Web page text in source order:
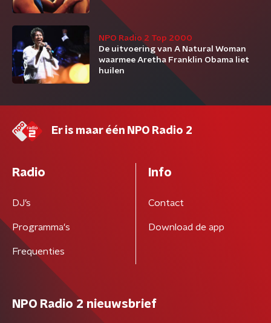
NPO Radio 2 Top 2000
De uitvoering van A Natural Woman
waarmee Aretha Franklin Obama liet
huilen
Er is maar één NPO Radio 2
Radio
DJ’s
Programma's
Frequenties
Info
Contact
Download de app
NPO Radio 2 nieuwsbrief